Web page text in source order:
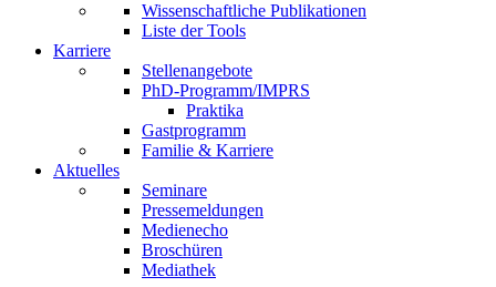
Wissenschaftliche Publikationen
Liste der Tools
Karriere
Stellenangebote
PhD-Programm/IMPRS
Praktika
Gastprogramm
Familie & Karriere
Aktuelles
Seminare
Pressemeldungen
Medienecho
Broschüren
Mediathek